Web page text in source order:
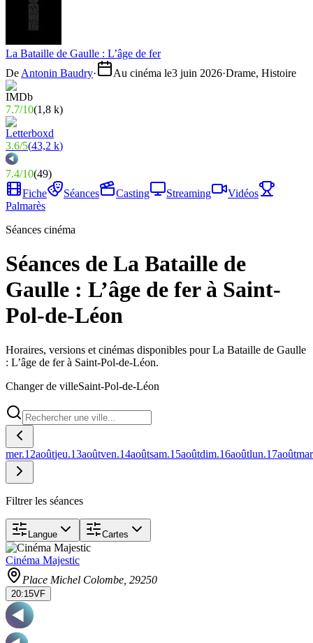
La Bataille de Gaulle : L’âge de fer
De Antonin Baudry· Au cinéma le3 juin 2026·Drame, Histoire
7.7/10(1,8 k)
3.6/5(43,2 k)
7.4/10(49)
Fiche
Séances Casting Streaming
Vidéos
Palmarès
Séances cinéma
Séances de La Bataille de
Gaulle : L’âge de fer à Saint-
Pol-de-Léon
Horaires, versions et cinémas disponibles pour La Bataille de Gaulle
: L’âge de fer à Saint-Pol-de-Léon.
Changer de villeSaint-Pol-de-Léon
mer.12aoûtjeu.13aoûtven.14aoûtsam.15aoûtdim.16aoûtlun.17août
Filtrer les séances
Langue Cartes
Cinéma Majestic
Place Michel Colombe , 29250
20:15VF